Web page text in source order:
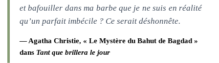
et bafouiller dans ma barbe que je ne suis en réalité
qu’un parfait imbécile ? Ce serait déshonnête.
Agatha Christie, « Le Mystère du Bahut de Bagdad »
dans Tant que brillera le jour